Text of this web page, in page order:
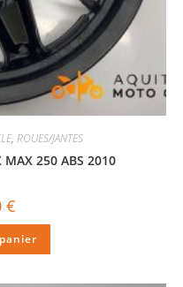
, ROUES/JANTES
MAX 250 ABS 2010
€